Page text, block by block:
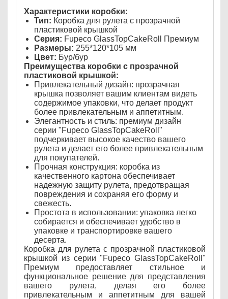
Характеристики коробки:
Тип: Коробка для рулета с прозрачной
пластиковой крышкой
Серия: Fupeco GlassTopCakeRoll Премиум
Размеры: 255*120*105 мм
Цвет: Бур/бур
Преимущества коробки с прозрачной
пластиковой крышкой:
Привлекательный дизайн: прозрачная
крышка позволяет вашим клиентам видеть
содержимое упаковки, что делает продукт
более привлекательным и аппетитным.
Элегантность и стиль: премиум дизайн
серии "Fupeco GlassTopCakeRoll"
подчеркивает высокое качество вашего
рулета и делает его более привлекательным
для покупателей.
Прочная конструкция: коробка из
качественного картона обеспечивает
надежную защиту рулета, предотвращая
повреждения и сохраняя его форму и
свежесть.
Простота в использовании: упаковка легко
собирается и обеспечивает удобство в
упаковке и транспортировке вашего
десерта.
Коробка для рулета с прозрачной пластиковой
крышкой из серии "Fupeco GlassTopCakeRoll"
Премиум предоставляет стильное и
функциональное решение для представления
вашего рулета, делая его более
привлекательным и аппетитным для вашей